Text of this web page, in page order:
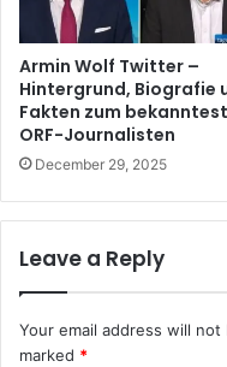
Armin Wolf Twitter –
Hintergrund, Biografie
Fakten zum
ORF-Journalisten
December 29, 2025
Leave a Reply
Your email address will not
marked *